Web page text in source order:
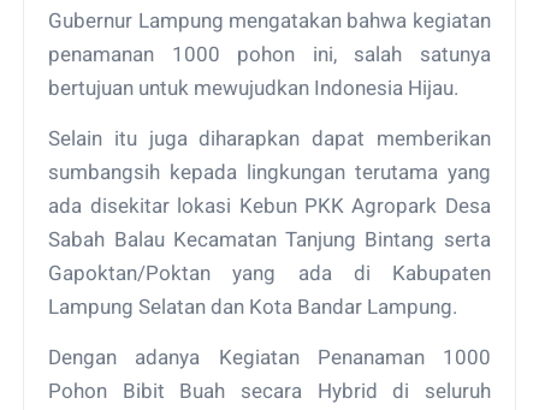
Gubernur Lampung mengatakan bahwa kegiatan
penamanan 1000 pohon ini, salah satunya
bertujuan untuk mewujudkan Indonesia Hijau.
Selain itu juga diharapkan dapat memberikan
sumbangsih kepada lingkungan terutama yang
ada disekitar lokasi Kebun PKK Agropark Desa
Sabah Balau Kecamatan Tanjung Bintang serta
Gapoktan/Poktan yang ada di Kabupaten
Lampung Selatan dan Kota Bandar Lampung.
Dengan adanya Kegiatan Penanaman 1000
Pohon Bibit Buah secara Hybrid di seluruh